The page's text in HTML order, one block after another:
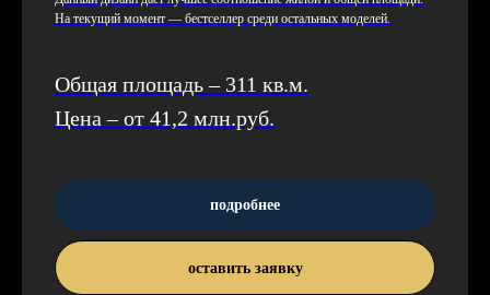
На те­кущий мо­мент — бес­тсел­лер сре­ди ос­таль­ных мо­делей.
Общая площадь – 311 кв.м.
Цена – от 41,2 млн.руб.
подробнее
оставить заявку